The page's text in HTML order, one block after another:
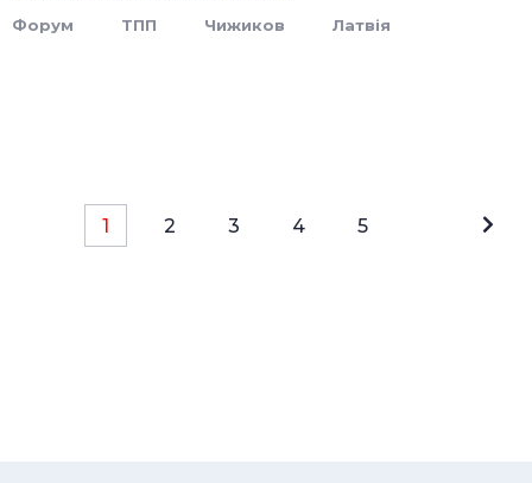
Форум ТПП Чижиков Латвія
1 2 3 4 5